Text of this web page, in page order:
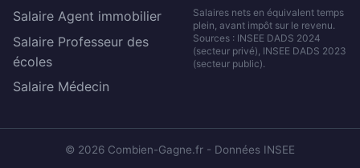
Salaire Agent immobilier
Salaire Professeur des
écoles
Salaire Médecin
Salaires nets en équivalent temps
plein, avant impôt sur le revenu.
Sources : INSEE DADS 2024
(secteur privé), INSEE DADS 2023
(secteur public).
© 2026 Combien-Gagne.fr - Données INSEE